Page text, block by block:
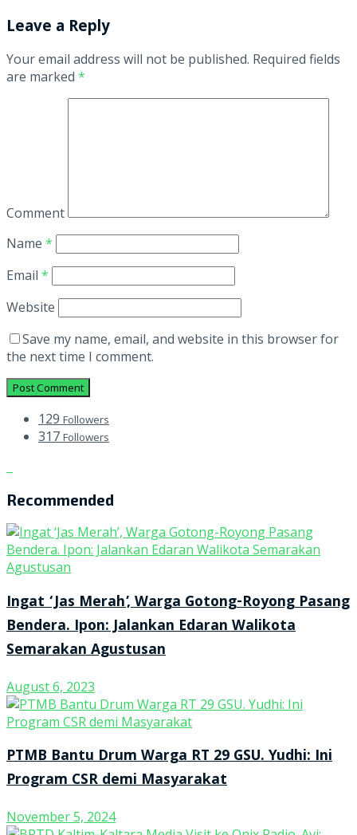
Leave a Reply
Your email address will not be published. Required fields
are marked *
Comment
Name *
Email *
Website
Save my name, email, and website in this browser for
the next time I comment.
129 Followers
317 Followers
Recommended
Ingat ‘Jas Merah’, Warga Gotong-Royong Pasang
Bendera. Ipon: Jalankan Edaran Walikota
Semarakan Agustusan
August 6, 2023
PTMB Bantu Drum Warga RT 29 GSU. Yudhi: Ini
Program CSR demi Masyarakat
November 5, 2024